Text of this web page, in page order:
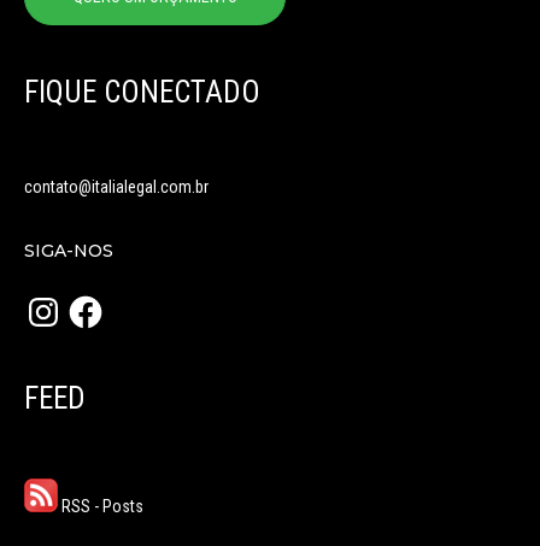
FIQUE CONECTADO
contato@italialegal.com.br
SIGA-NOS
InstagramFacebook
FEED
RSS - Posts